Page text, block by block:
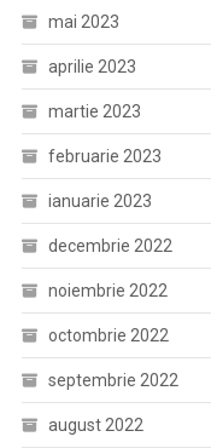
mai 2023
aprilie 2023
martie 2023
februarie 2023
ianuarie 2023
decembrie 2022
noiembrie 2022
octombrie 2022
septembrie 2022
august 2022